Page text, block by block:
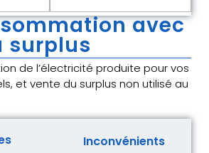
avec
surplus
de l’électricité produite pour vos
et vente du surplus non utilisé au
Inconvénients